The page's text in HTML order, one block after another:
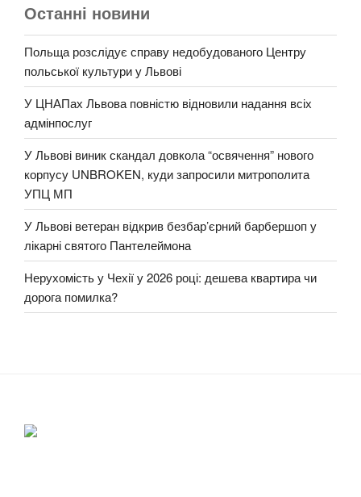
Останні новини
Польща розслідує справу недобудованого Центру
польської культури у Львові
У ЦНАПах Львова повністю відновили надання всіх
адмінпослуг
У Львові виник скандал довкола “освячення” нового
корпусу UNBROKEN, куди запросили митрополита
УПЦ МП
У Львові ветеран відкрив безбар’єрний барбершоп у
лікарні святого Пантелеймона
Нерухомість у Чехії у 2026 році: дешева квартира чи
дорога помилка?